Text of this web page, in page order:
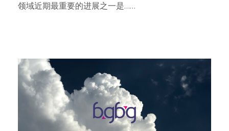
领域近期最重要的进展之一是……